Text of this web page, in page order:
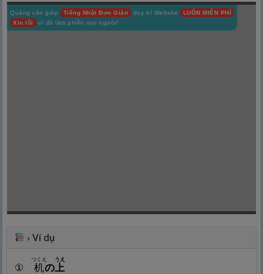
Quảng cáo giúp Tiếng Nhật Đơn Giản duy trì Website
LUÔN MIỄN PHÍ
Xin lỗi
vì đã làm phiền mọi người!
›Ví dụ
① 机
つくえ
の 上
うえ